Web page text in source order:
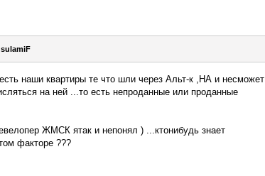
sulamiF
наши квартиры те что шли через Альт-к ,НА и несможет
на ней ...то есть непроданные или проданные
ЖМСК ятак и непонял ) ...ктонибудь знает
факторе ???